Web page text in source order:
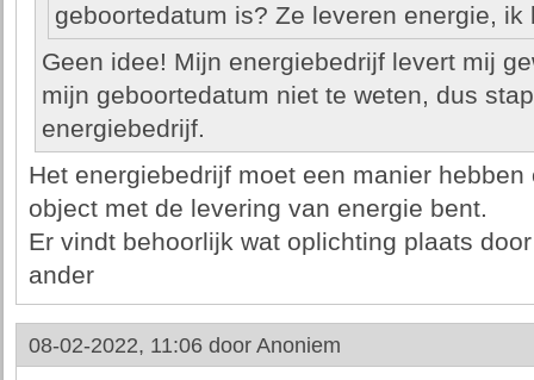
geboortedatum is? Ze leveren energie, ik
Geen idee! Mijn energiebedrijf levert mij
mijn geboortedatum niet te weten, dus
energiebedrijf.
Het energiebedrijf moet een manier
object met de levering van energie bent.
Er vindt behoorlijk wat oplichting plaats
ander
08-02-2022, 11:06 door Anoniem